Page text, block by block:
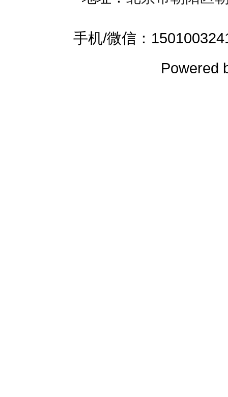
手机/微信：
Powered